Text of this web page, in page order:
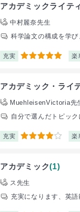
アカデミックライテ
中村麗奈先生
科学論文の構成を学び
充実 5 楽
アカデミック・ライ
MuehleisenVictoria先
自分で選んだトピック
充実 4 楽
アカデミック(1)
ス先生
充実になります、英語